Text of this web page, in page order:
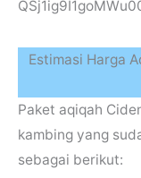
Estimasi Harga
Paket aqiqah
kambing yang
sebagai berikut: